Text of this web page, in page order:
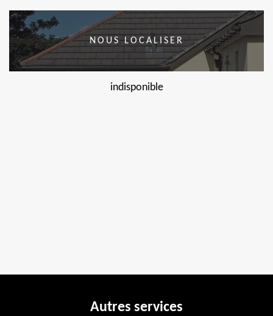
NOUS LOCALISER
indisponible
Autres services